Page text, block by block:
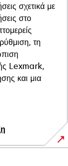
σχετικά με
στο
τη
Lexmark,
και μια